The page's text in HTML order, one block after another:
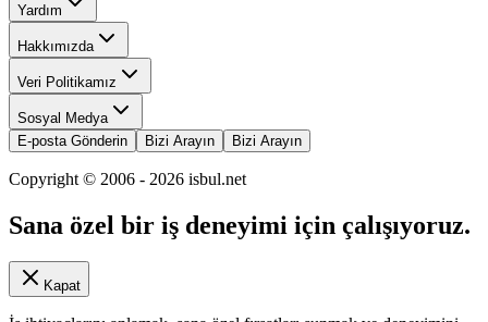
Yardım
Hakkımızda
Veri Politikamız
Sosyal Medya
E-posta Gönderin
Bizi Arayın Bizi Arayın
Copyright © 2006 - 2026 isbul.net
Sana özel bir iş deneyimi için çalışıyoruz.
Kapat